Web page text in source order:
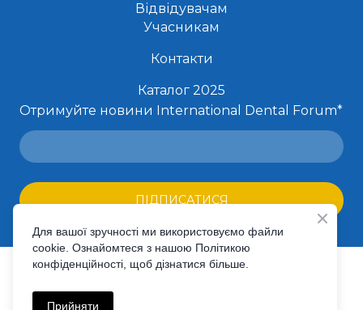
Відвідувачам
Учасникам
Контакти
Каталог 2025
Отримуйте новини International Dental Forum*
ПІДПИСАТИСЯ
©Created by Premier Expo
Для вашої зручності ми використовуємо файли
cookie. Ознайомтеся з нашою Політикою
конфіденційності, щоб дізнатися більше.
Прийняти